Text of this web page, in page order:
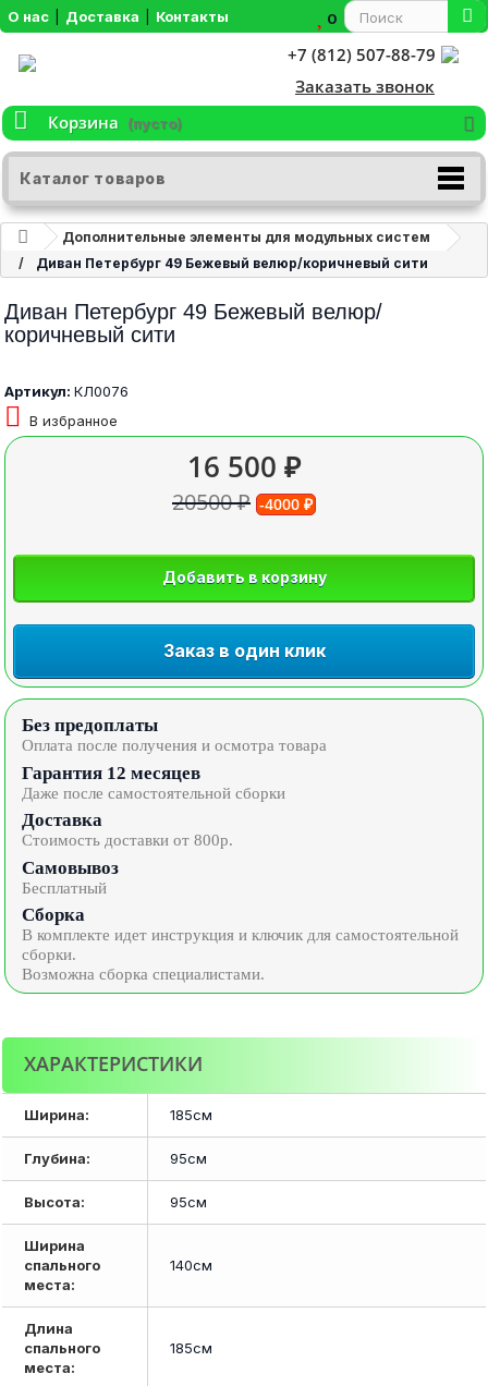
О нас Доставка Контакты 0
+7 (812) 507-88-79
Заказать звонок
Корзина
(пусто)
Каталог товаров
Дополнительные элементы для модульных систем
Диван Петербург 49 Бежевый велюр/коричневый сити
Диван Петербург 49 Бежевый велюр/
коричневый сити
Артикул: КЛ0076
В избранное
16 500 ₽
20500 ₽ -4000 ₽
Добавить в корзину
Заказ в один клик
Без предоплаты
Оплата после получения и осмотра товара
Гарантия 12 месяцев
Даже после самостоятельной сборки
Доставка
Стоимость доставки от 800р.
Самовывоз
Бесплатный
Сборка
В комплекте идет инструкция и ключик для самостоятельной
сборки.
Возможна сборка специалистами.
ХАРАКТЕРИСТИКИ
Ширина: 185см
Глубина: 95см
Высота: 95см
Ширина
спального
места:
140см
Длина
спального
места:
185см